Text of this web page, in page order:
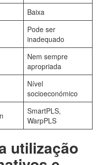
Baixa
Pode ser
inadequado
Nem sempre
apropriada
Nível
socioeconómico
SmartPLS,
WarpPLS
utilização